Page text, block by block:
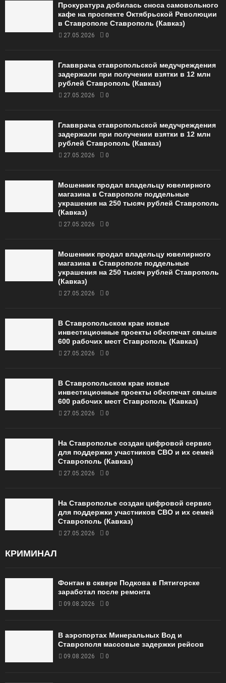
Прокуратура добилась сноса самовольного
кафе на проспекте Октябрьской Революции
в Ставрополе Ставрополь (Кавказ)
27.05.2026 0
Главврача ставропольской медучреждения
задержали при получении взятки в 12 млн
рублей Ставрополь (Кавказ)
27.05.2026 0
Главврача ставропольской медучреждения
задержали при получении взятки в 12 млн
рублей Ставрополь (Кавказ)
27.05.2026 0
Мошенник продал владельцу ювелирного
магазина в Ставрополе поддельные
украшения на 250 тысяч рублей Ставрополь
(Кавказ)
27.05.2026 0
Мошенник продал владельцу ювелирного
магазина в Ставрополе поддельные
украшения на 250 тысяч рублей Ставрополь
(Кавказ)
27.05.2026 0
В Ставропольском крае новые
инвестиционные проекты обеспечат свыше
600 рабочих мест Ставрополь (Кавказ)
27.05.2026 0
В Ставропольском крае новые
инвестиционные проекты обеспечат свыше
600 рабочих мест Ставрополь (Кавказ)
27.05.2026 0
На Ставрополье создан цифровой сервис
для поддержки участников СВО и их семей
Ставрополь (Кавказ)
27.05.2026 0
На Ставрополье создан цифровой сервис
для поддержки участников СВО и их семей
Ставрополь (Кавказ)
27.05.2026 0
КРИМИНАЛ
Фонтан в сквере Подкова в Пятигорске
заработал после ремонта
09.08.2026 0
В аэропортах Минеральных Вод и
Ставрополя массовые задержки рейсов
09.08.2026 0